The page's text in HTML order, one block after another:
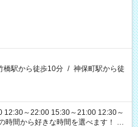
橋駅から徒歩10分 / 神保町駅から徒
12:30～22:00 15:30～21:00 12:30～